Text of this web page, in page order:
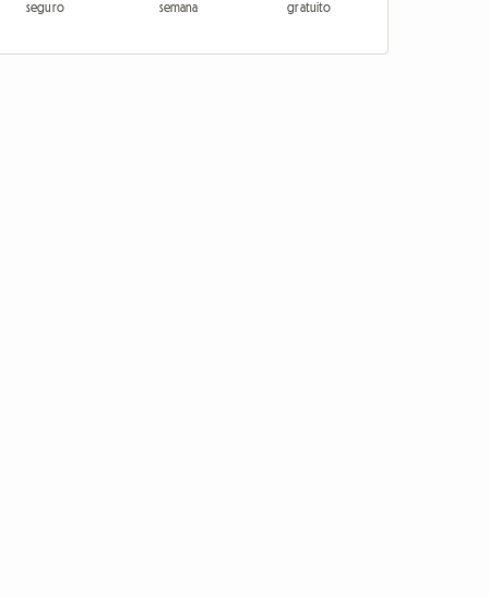
seguro
semana
gratuito